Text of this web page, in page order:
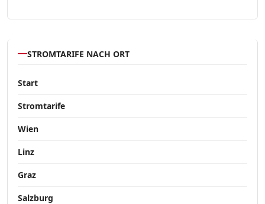
STROMTARIFE NACH ORT
Start
Stromtarife
Wien
Linz
Graz
Salzburg